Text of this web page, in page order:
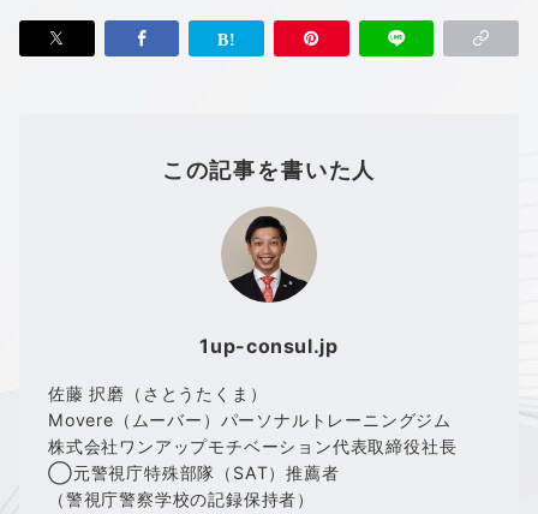
この記事を書いた人
1up-consul.jp
佐藤 択磨（さとうたくま）
Movere（ムーバー）パーソナルトレーニングジム
株式会社ワンアップモチベーション代表取締役社長
◯元警視庁特殊部隊（SAT）推薦者
（警視庁警察学校の記録保持者）